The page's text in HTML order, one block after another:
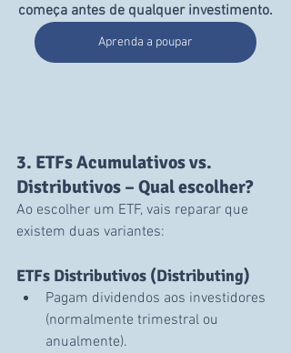
começa antes de qualquer investimento.
Aprenda a poupar
3. ETFs Acumulativos vs.
Distributivos – Qual escolher?
Ao escolher um ETF, vais reparar que
existem duas variantes:
ETFs Distributivos (Distributing)
Pagam dividendos aos investidores
(normalmente trimestral ou
anualmente).